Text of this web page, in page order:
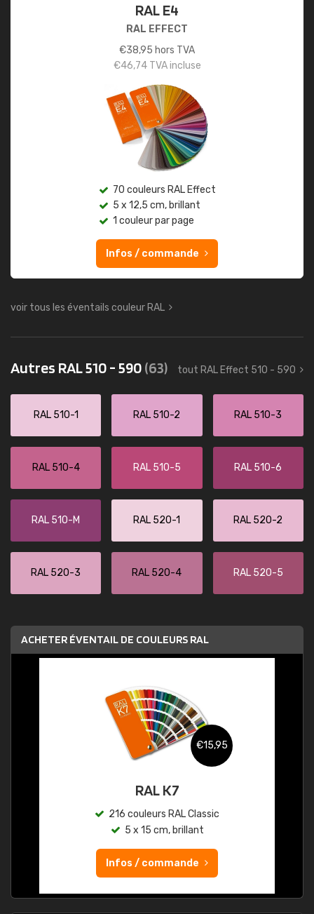
RAL E4
RAL EFFECT
€38,95 hors TVA
€46,74TVA incluse
70 couleurs RAL Effect
5 x 12,5 cm, brillant
1 couleur par page
Infos / commande
voir tous les éventails couleur RAL
Autres RAL 510 - 590(63) tout RAL Effect 510 - 590
RAL 510-1 RAL 510-2 RAL 510-3
RAL 510-4 RAL 510-5 RAL 510-6
RAL 510-M RAL 520-1 RAL 520-2
RAL 520-3 RAL 520-4 RAL 520-5
ACHETER ÉVENTAIL DE COULEURS RAL
€15,95
RAL K7
216 couleurs RAL Classic
5 x 15 cm, brillant
Infos / commande